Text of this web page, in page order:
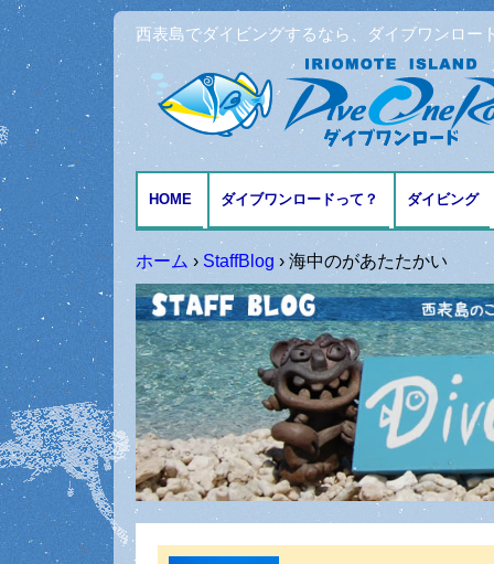
西表島でダイビングするなら、ダイブワンロ
HOME ダイブワンロードって？
アクセスとMAP
ダイビング
ファンダイ
体験ダイビ
シュノーケ
記念日ダイ
ダイビング
ホーム › StaffBlog ›海中のがあたたかい